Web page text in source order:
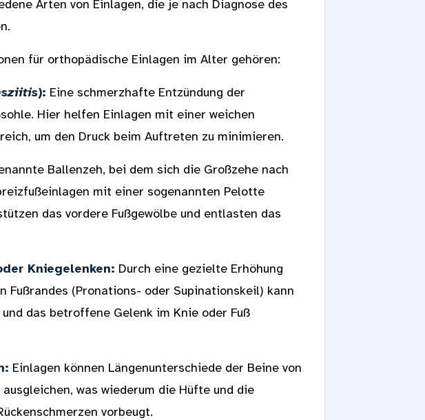
Arten von Einlagen, die je nach Diagnose des
für orthopädische Einlagen im Alter gehören:
): Eine schmerzhafte Entzündung der
Hier helfen Einlagen mit einer weichen
um den Druck beim Auftreten zu minimieren.
Ballenzeh, bei dem sich die Großzehe nach
mit einer sogenannten Pelotte
das vordere Fußgewölbe und entlasten das
Kniegelenken: Durch eine gezielte Erhöhung
Fußrandes (Pronations- oder Supinationskeil) kann
das betroffene Gelenk im Knie oder Fuß
Einlagen können Längenunterschiede der Beine von
was wiederum die Hüfte und die
vorbeugt.